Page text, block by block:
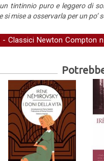
tintinnio puro e leggero di
si mise a osservarla per un
-Classici Newton Compton